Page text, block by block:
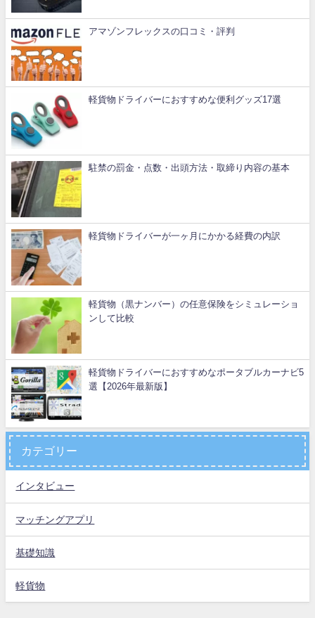
アマゾンフレックスの口コミ・評判
軽貨物ドライバーにおすすめな便利グッズ17選
駐禁の罰金・点数・出頭方法・取締り内容の基本
軽貨物ドライバーが一ヶ月にかかる経費の内訳
軽貨物（黒ナンバー）の任意保険をシミュレーショ
ンして比較
軽貨物ドライバーにおすすめなポータブルカーナビ5
選【2026年最新版】
カテゴリー
インタビュー
マッチングアプリ
基礎知識
軽貨物